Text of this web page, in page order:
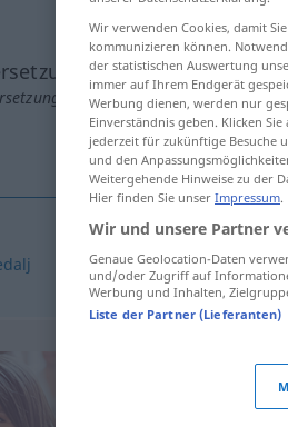
anklicken/antippen)
Wir verwenden Cookies, damit
kommunizieren können.
der statistischen Auswertung
immer auf Ihrem Endgerät
Werbung dienen, werden nur
Einverständnis geben. Klicken
jederzeit für zukünftige Besuche
und den
Weitergehende Hinweise zu der
Hier finden Sie unser Impressum.
Wir und unsere Partner
Genaue Geolocation-Daten
und/oder Zugriff auf
Werbung und Inhalten,
Liste der Partner (Lieferanten)